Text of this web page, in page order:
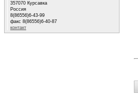
357070 Курсавка
Россия
8(86556)6-43-99
факс 8(86556)6-40-87
контакт